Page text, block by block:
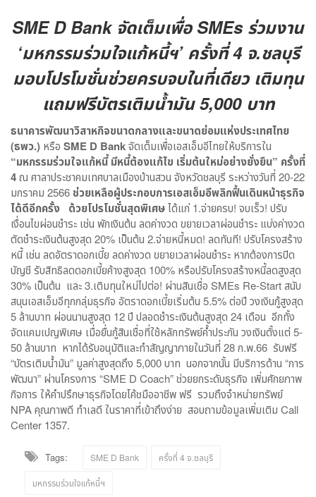
SME D Bank จัดเต็มเพื่อ SMEs ร่วมงาน
‘มหกรรมร่วมใจแก้หนี้ฯ’ ครั้งที่4จ.ชลบุรี
มอบโปรโมชั่นช่วยครบจบในที่เดียว เติมทุน
แถมฟรีบัตรเติมน้ำมัน5,000บาท
ธนาคารพัฒนาวิสาหกิจขนาดกลางและขนาดย่อมแห่งประเทศไทย
(ธพว.) หรือ SME D Bankจัดเต็มเพื่อเอสเอ็มอีไทยให้บริการใน
“มหกรรมร่วมใจแก้หนี้ มีหนี้ต้องแก้ไข เริ่มต้นใหม่อย่างยั่งยืน” ครั้งที่
4ณ ศาลาประชาคมเทศบาลเมืองบ้านสวน จังหวัดชลบุรี ระหว่างวันที่ 20-22
มกราคม 2566ช่วยเหลือผู้ประกอบการเอสเอ็มอีพลิกฟื้นเดินหน้าธุรกิจ
ได้ดีอีกครั้ง ด้วยโปรโมชั่นสุดพิเศษได้แก่ 1.จ่ายครบ! จบเร็ว! ปรับ
เงื่อนไขผ่อนชำระ เช่น พักเงินต้น ลดค่างวด ขยายเวลาผ่อนชำระ แบ่งค่างวด
ตัดชำระเงินต้นสูงสุด 20% เป็นต้น 2.จ่ายหนี้หมด! ลดทันที! ปรับโครงสร้าง
หนี้ เช่น ลดอัตราดอกเบี้ย ลดค่างวด ขยายเวลาผ่อนชำระ หากต้องการปิด
บัญชี รับสิทธิลดดอกเบี้ยค้างสูงสุด 100% หรือปรับโครงสร้างหนี้ลดสูงสุด
30% เป็นต้น และ 3.เติมทุนใหม่ไปต่อ! ผ่านสินเชื่อ SMEs Re-Start สนับ
สนุนเอสเอ็มอีทุกกลุ่มธุรกิจ อัตราดอกเบี้ยเริ่มต้น 5.5% ต่อปี วงเงินกู้สูงสุด
5 ล้านบาท ผ่อนนานสูงสุด 12 ปี ปลอดชำระเงินต้นสูงสุด 24 เดือน อีกทั้ง
จัดแคมเปญพิเศษ เมื่อยื่นกู้สินเชื่อที่ใช้หลักทรัพย์ค้ำประกัน วงเงินตั้งแต่ 5-
50 ล้านบาท หากได้รับอนุมัติและทำสัญญาภายในวันที่ 28 ก.พ.66 รับฟรี
“บัตรเติมน้ำมัน” มูลค่าสูงสุดถึง 5,000 บาท นอกจากนั้น มีบริการด้าน “การ
พัฒนา” ผ่านโครงการ “SME D Coach” ช่วยยกระดับธุรกิจ เพิ่มศักยภาพ
กิจการ ให้คำปรึกษาธุรกิจโดยโค้ชมืออาชีพ ฟรี รวมถึงจำหน่ายทรัพย์
NPA คุณภาพดี ทำเลดี ในราคาที่เข้าถึงง่าย สอบถามข้อมูลเพิ่มเติม Call
Center 1357.
Tags: SME D Bank ครั้งที่ 4 จ.ชลบุรี
มหกรรมร่วมใจแก้หนี้ฯ